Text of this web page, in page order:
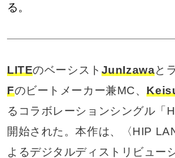
る。
LITEのベーシスト JunIzawaと
Fのビートメーカー兼MC、
るコラボレーションシングル「
開始された。本作は、〈HIP
よるデジタルディストリビュー